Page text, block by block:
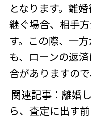
となります。離
継ぐ場合、相手
す。この際、一
も、ローンの返
合がありますので
関連記事： 離婚
ら、査定に出す